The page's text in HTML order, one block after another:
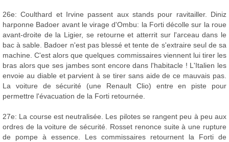
26e: Coulthard et Irvine passent aux stands pour ravitailler. Diniz
harponne Badoer avant le virage d'Ombu: la Forti décolle sur la roue
avant-droite de la Ligier, se retourne et atterrit sur l'arceau dans le
bac à sable. Badoer n'est pas blessé et tente de s'extraire seul de sa
machine. C'est alors que quelques commissaires viennent lui tirer les
bras alors que ses jambes sont encore dans l'habitacle ! L'Italien les
envoie au diable et parvient à se tirer sans aide de ce mauvais pas.
La voiture de sécurité (une Renault Clio) entre en piste pour
permettre l'évacuation de la Forti retournée.
27e: La course est neutralisée. Les pilotes se rangent peu à peu aux
ordres de la voiture de sécurité. Rosset renonce suite à une rupture
de pompe à essence. Les commissaires retournent la Forti de